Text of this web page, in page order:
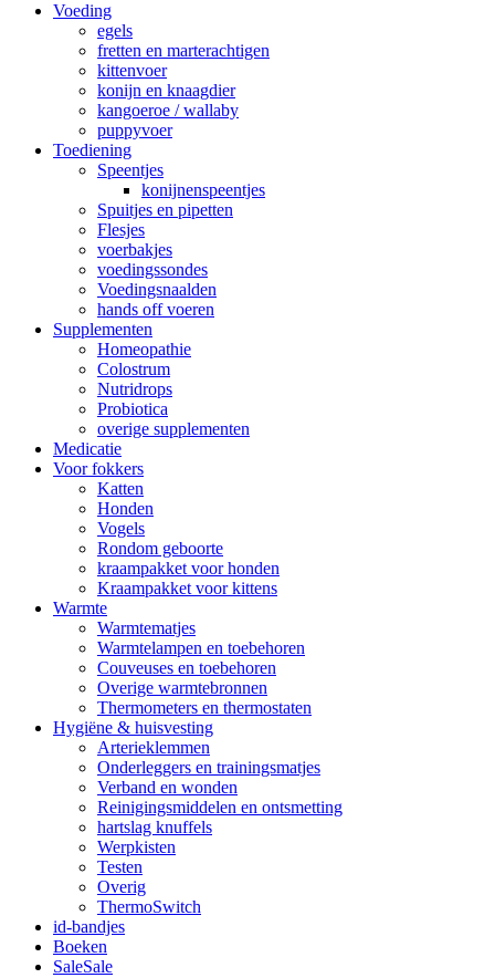
Voeding
egels
fretten en marterachtigen
kittenvoer
konijn en knaagdier
kangoeroe / wallaby
puppyvoer
Toediening
Speentjes
konijnenspeentjes
Spuitjes en pipetten
Flesjes
voerbakjes
voedingssondes
Voedingsnaalden
hands off voeren
Supplementen
Homeopathie
Colostrum
Nutridrops
Probiotica
overige supplementen
Medicatie
Voor fokkers
Katten
Honden
Vogels
Rondom geboorte
kraampakket voor honden
Kraampakket voor kittens
Warmte
Warmtematjes
Warmtelampen en toebehoren
Couveuses en toebehoren
Overige warmtebronnen
Thermometers en thermostaten
Hygiëne & huisvesting
Arterieklemmen
Onderleggers en trainingsmatjes
Verband en wonden
Reinigingsmiddelen en ontsmetting
hartslag knuffels
Werpkisten
Testen
Overig
ThermoSwitch
id-bandjes
Boeken
SaleSale